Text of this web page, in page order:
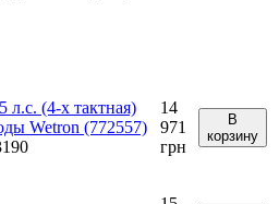
(4-х тактная)
Wetron (772557)
14
971
грн
В
корзину